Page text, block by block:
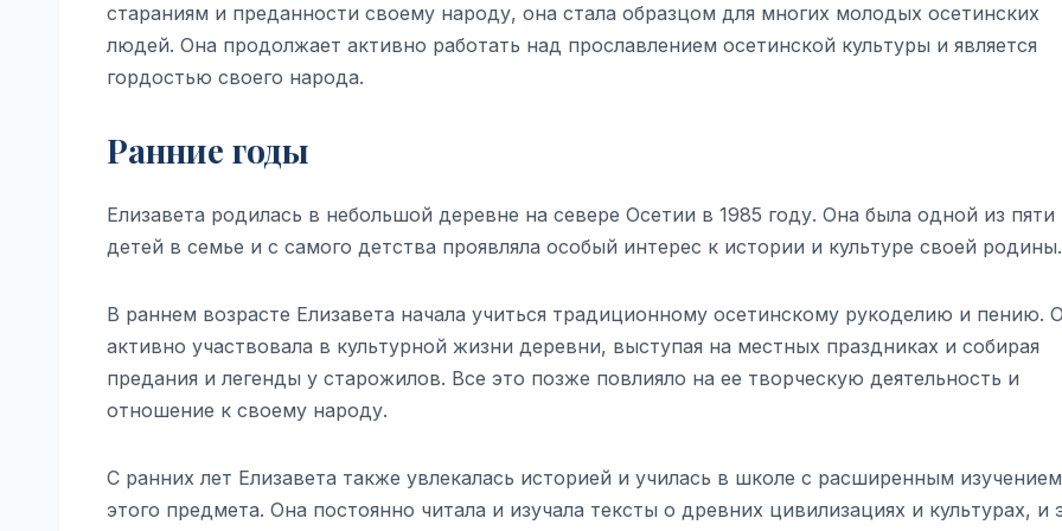
стараниям и преданности своему народу, она стала образцом для многих молодых осетинских
людей. Она продолжает активно работать над прославлением осетинской культуры и является
гордостью своего народа.
Ранние годы
Елизавета родилась в небольшой деревне на севере Осетии в 1985 году. Она была одной из пяти
детей в семье и с самого детства проявляла особый интерес к истории и культуре своей родины.
В раннем возрасте Елизавета начала учиться традиционному осетинскому рукоделию и пению.
активно участвовала в культурной жизни деревни, выступая на местных праздниках и собирая
предания и легенды у старожилов. Все это позже повлияло на ее творческую деятельность и
отношение к своему народу.
С ранних лет Елизавета также увлекалась историей и училась в школе с расширенным изучением
этого предмета. Она постоянно читала и изучала тексты о древних цивилизациях и культурах, и